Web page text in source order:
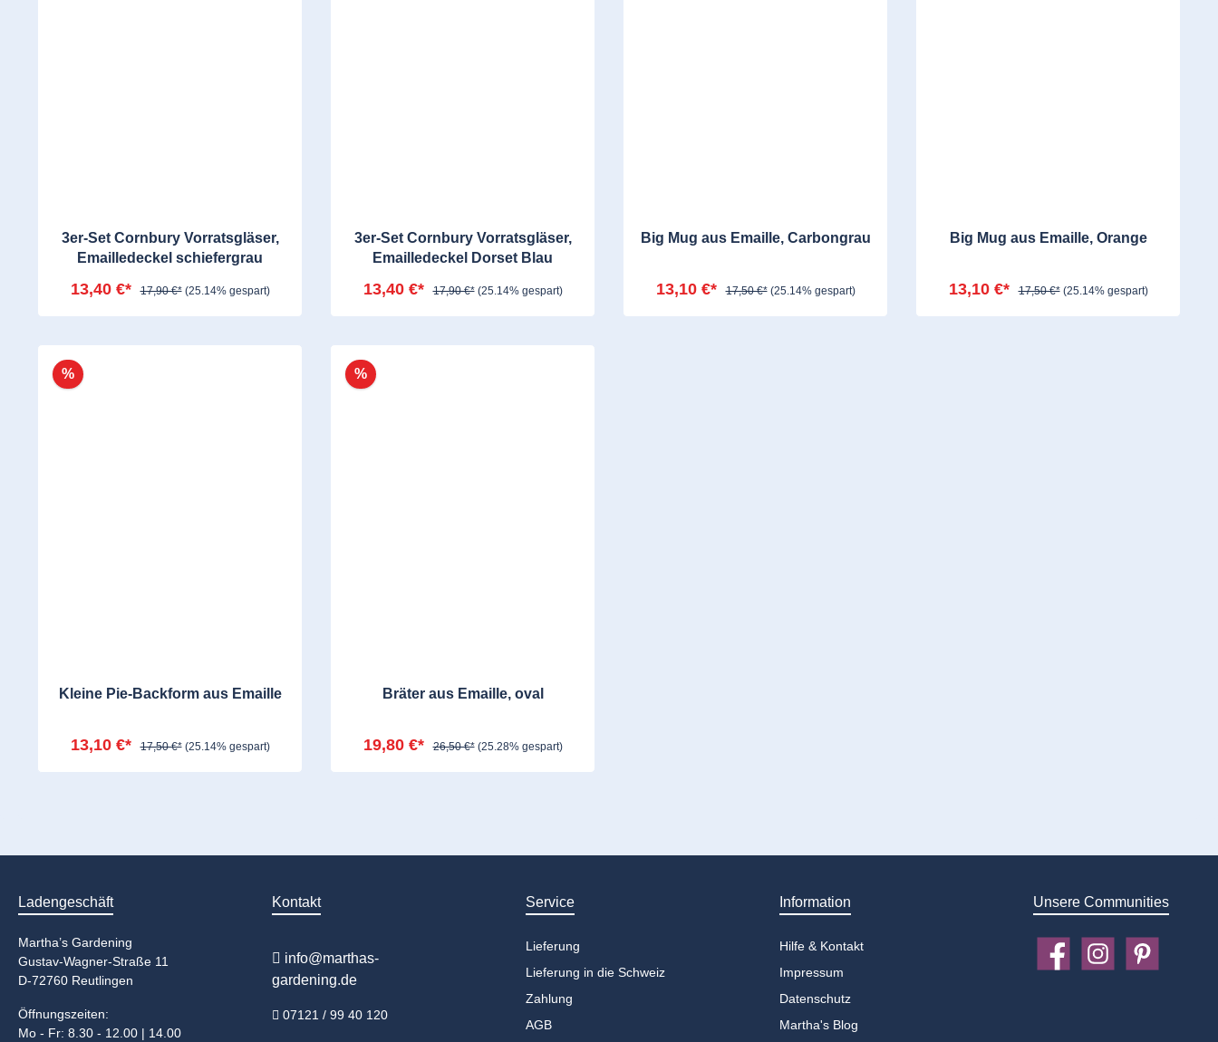
3er-Set Cornbury Vorratsgläser,
Emailledeckel schiefergrau
13,40 €* 17,90 €* (25.14% gespart)
3er-Set Cornbury Vorratsgläser,
Emailledeckel Dorset Blau
13,40 €* 17,90 €* (25.14% gespart)
Big Mug aus Emaille, Carbongrau
13,10 €* 17,50 €* (25.14% gespart)
Big Mug aus Emaille, Orange
13,10 €* 17,50 €* (25.14% gespart)
%
Kleine Pie-Backform aus Emaille
13,10 €* 17,50 €* (25.14% gespart)
%
Bräter aus Emaille, oval
19,80 €* 26,50 €* (25.28% gespart)
Ladengeschäft
Martha’s Gardening
Gustav-Wagner-Straße 11
D-72760 Reutlingen
Öffnungszeiten:
Mo - Fr: 8.30 - 12.00 | 14.00
Service
Lieferung
Lieferung in die Schweiz
Zahlung
AGB
Information
Hilfe & Kontakt
Impressum
Datenschutz
Martha's Blog
Kontakt
info@marthas-
gardening.de
07121 / 99 40 120
Unsere Communities
FacebookInstagramPinterest